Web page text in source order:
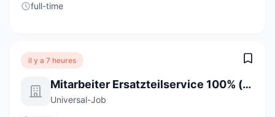
full-time
il y a 7 heures
Mitarbeiter Ersatzteilservice 100% (m/w/d)
Universal-Job